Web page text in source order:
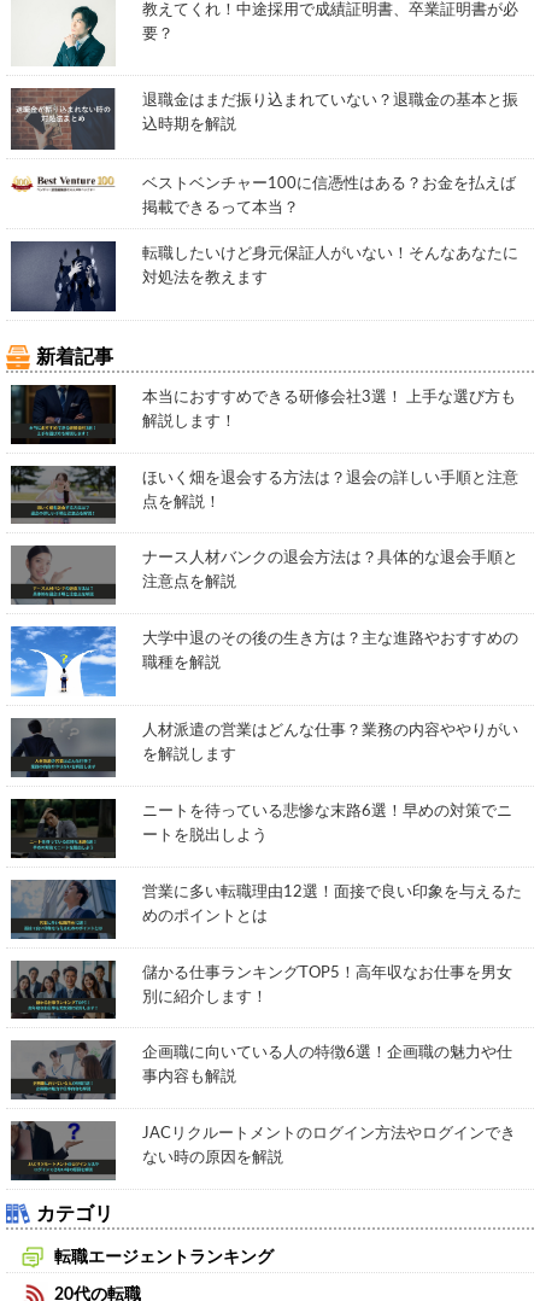
教えてくれ！中途採用で成績証明書、卒業証明書が必
要？
退職金はまだ振り込まれていない？退職金の基本と振
込時期を解説
ベストベンチャー100に信憑性はある？お金を払えば
掲載できるって本当？
転職したいけど身元保証人がいない！そんなあなたに
対処法を教えます
新着記事
本当におすすめできる研修会社3選！ 上手な選び方も
解説します！
ほいく畑を退会する方法は？退会の詳しい手順と注意
点を解説！
ナース人材バンクの退会方法は？具体的な退会手順と
注意点を解説
大学中退のその後の生き方は？主な進路やおすすめの
職種を解説
人材派遣の営業はどんな仕事？業務の内容ややりがい
を解説します
ニートを待っている悲惨な末路6選！早めの対策でニ
ートを脱出しよう
営業に多い転職理由12選！面接で良い印象を与えるた
めのポイントとは
儲かる仕事ランキングTOP5！高年収なお仕事を男女
別に紹介します！
企画職に向いている人の特徴6選！企画職の魅力や仕
事内容も解説
JACリクルートメントのログイン方法やログインでき
ない時の原因を解説
カテゴリ
転職エージェントランキング
20代の転職